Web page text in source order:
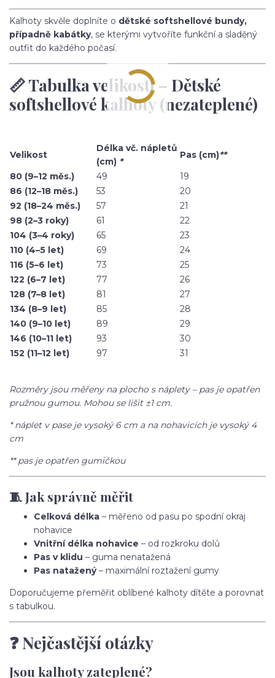
Kalhoty skvěle doplníte o dětské softshellové bundy,
případně kabátky, se kterými vytvoříte funkční a sladěný
outfit do každého počasí.
📏 Tabulka velikostí – Dětské
softshellové kalhoty (nezateplené)
Velikost
Délka vč. nápletů
(cm) *
Pas (cm)**
80 (9–12 měs.)
49
19
86 (12–18 měs.)
53
20
92 (18–24 měs.)
57
21
98 (2–3 roky)
61
22
104 (3–4 roky)
65
23
110 (4–5 let)
69
24
116 (5–6 let)
73
25
122 (6–7 let)
77
26
128 (7–8 let)
81
27
134 (8–9 let)
85
28
140 (9–10 let)
89
29
146 (10–11 let)
93
30
152 (11–12 let)
97 31
Rozměry jsou měřeny na plocho s náplety – pas je opatřen
pružnou gumou. Mohou se lišit ±1 cm.
* náplet v pase je vysoký 6 cm a na nohavicích je vysoký 4
cm
** pas je opatřen gumičkou
🧵 Jak správně měřit
Celková délka – měřeno od pasu po spodní okraj
nohavice
Vnitřní délka nohavice – od rozkroku dolů
Pas v klidu – guma nenatažená
Pas natažený– maximální roztažení gumy
Doporučujeme přeměřit oblíbené kalhoty dítěte a porovnat
s tabulkou.
❓ Nejčastější otázky
Jsou kalhoty zateplené?